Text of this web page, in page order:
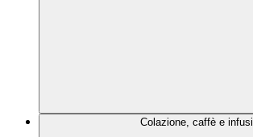
Colazione, caffè e infusi